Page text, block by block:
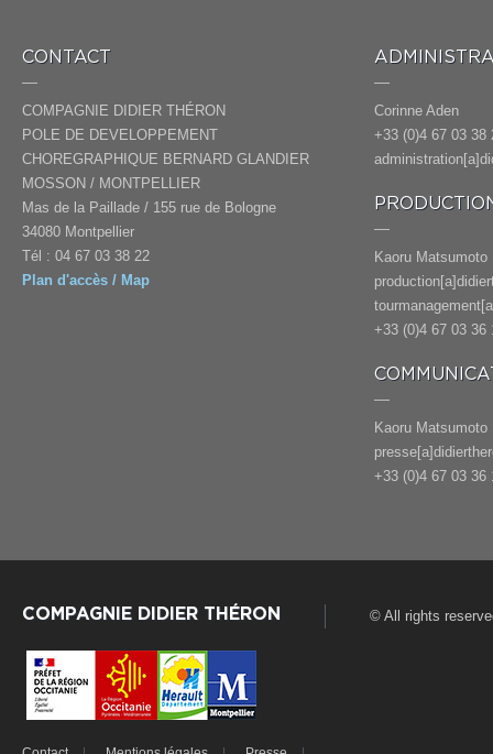
CONTACT
COMPAGNIE DIDIER THÉRON
POLE DE DEVELOPPEMENT
CHOREGRAPHIQUE BERNARD GLANDIER
MOSSON / MONTPELLIER
Mas de la Paillade / 155 rue de Bologne
34080 Montpellier
Tél : 04 67 03 38 22
Plan d'accès / Map
Corinne Aden
+33 (0)4 67 03 38
Kaoru Matsumoto
+33 (0)4 67 03 36
Kaoru Matsumoto
+33 (0)4 67 03 36
COMPAGNIE DIDIER THÉRON © All rights